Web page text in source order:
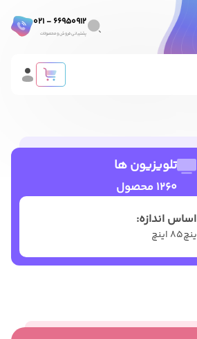
66950912 - 021
پشتیبانی فروش و محصولات
تلویزیون ها
1260 محصول
اندازه:
۸۵ اینچ